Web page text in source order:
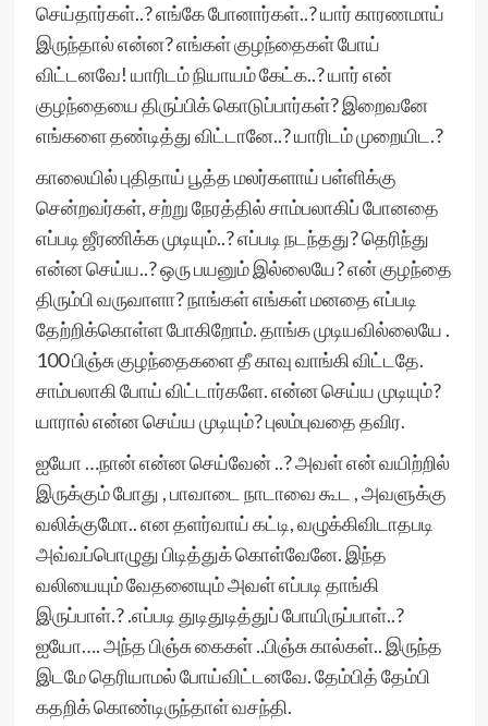
செய்தார்கள்..? எங்கே போனார்கள்..? யார் காரணமாய்
இருந்தால் என்ன? எங்கள் குழந்தைகள் போய்
விட்டனவே! யாரிடம் நியாயம் கேட்க..? யார் என்
குழந்தையை திருப்பிக் கொடுப்பார்கள்? இறைவனே
எங்களை தண்டித்து விட்டானே..? யாரிடம் முறையிட.?
காலையில் புதிதாய் பூத்த மலர்களாய் பள்ளிக்கு
சென்றவர்கள், சற்று நேரத்தில் சாம்பலாகிப் போனதை
எப்படி ஜீரணிக்க முடியும்..? எப்படி நடந்தது? தெரிந்து
என்ன செய்ய..? ஒரு பயனும் இல்லையே? என் குழந்தை
திரும்பி வருவாளா? நாங்கள் எங்கள் மனதை எப்படி
தேற்றிக்கொள்ள போகிறோம். தாங்க முடியவில்லையே .
100 பிஞ்சு குழந்தைகளை தீ காவு வாங்கி விட்டதே.
சாம்பலாகி போய் விட்டார்களே. என்ன செய்ய முடியும்?
யாரால் என்ன செய்ய முடியும்? புலம்புவதை தவிர.
ஐயோ …நான் என்ன செய்வேன் ..? அவள் என் வயிற்றில்
இருக்கும் போது , பாவாடை நாடாவை கூட , அவளுக்கு
வலிக்குமோ.. என தளர்வாய் கட்டி, வழுக்கிவிடாதபடி
அவ்வப்பொழுது பிடித்துக் கொள்வேனே. இந்த
வலியையும் வேதனையும் அவள் எப்படி தாங்கி
இருப்பாள்.? .எப்படி துடிதுடித்துப் போயிருப்பாள்..?
ஐயோ…. அந்த பிஞ்சு கைகள் ..பிஞ்சு கால்கள்.. இருந்த
இடமே தெரியாமல் போய்விட்டனவே. தேம்பித் தேம்பி
கதறிக் கொண்டிருந்தாள் வசந்தி.